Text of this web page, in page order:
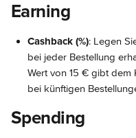
Earning
Cashback (%): Legen
bei jeder Bestellung
Wert von 15 € gibt dem
bei künftigen
Spending